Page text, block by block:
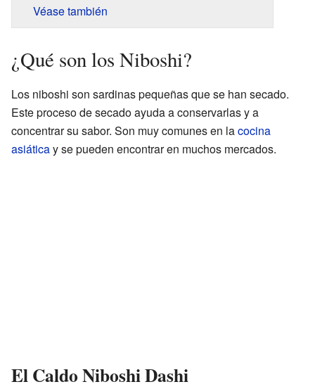
Véase también
¿Qué son los Niboshi?
Los niboshi son sardinas pequeñas que se han secado.
Este proceso de secado ayuda a conservarlas y a
concentrar su sabor. Son muy comunes en lacocina
asiáticay se pueden encontrar en muchos mercados.
El Caldo Niboshi Dashi